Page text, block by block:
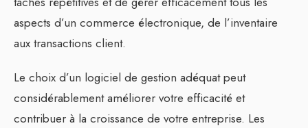
aspects d’un commerce électronique, de l’inventaire
aux transactions client.
Le choix d’un logiciel de gestion adéquat peut
considérablement améliorer votre efficacité et
contribuer à la croissance de votre entreprise. Les